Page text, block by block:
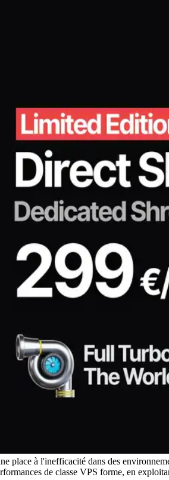
place à l'inefficacité dans des
de classe VPS forme, en